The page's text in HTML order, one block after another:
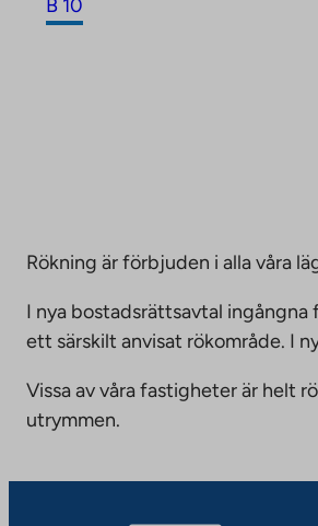
B 10
Rökning är förbjuden i alla våra
I nya bostadsrättsavtal
ett särskilt anvisat rökområde. I
Vissa av våra fastigheter är helt
utrymmen.